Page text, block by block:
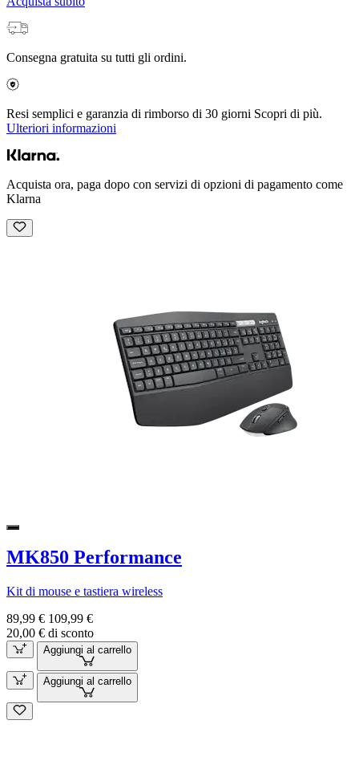
Consegna gratuita su tutti gli ordini.
Resi semplici e garanzia di rimborso di 30 giorni Scopri di più.
Ulteriori informazioni
Acquista ora, paga dopo con servizi di opzioni di pagamento come
Klarna
MK850 Performance
Kit di mouse e tastiera wireless
89,99 € 109,99 €
20,00 € di sconto
Aggiungi al carrello
Aggiungi al carrello